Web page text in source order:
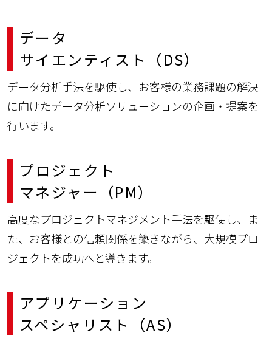
データ
サイエンティスト（DS）
データ分析手法を駆使し、お客様の業務課題の解決
に向けたデータ分析ソリューションの企画・提案を
行います。
プロジェクト
マネジャー（PM）
高度なプロジェクトマネジメント手法を駆使し、ま
た、お客様との信頼関係を築きながら、大規模プロ
ジェクトを成功へと導きます。
アプリケーション
スペシャリスト（AS）